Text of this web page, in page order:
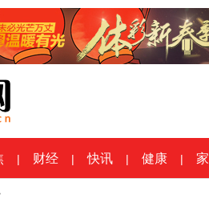
| 财经 | 快讯 | 健康 |